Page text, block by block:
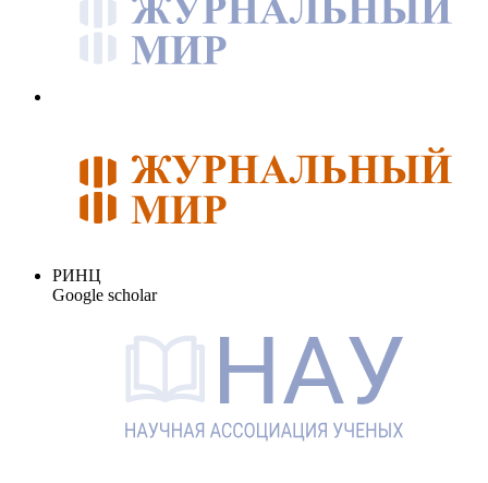
РИНЦ
Google scholar